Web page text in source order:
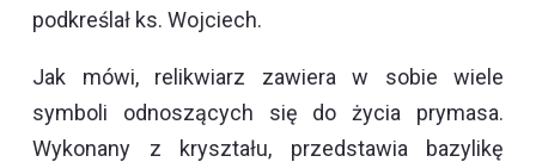
podkreślał ks. Wojciech.
Jak mówi, relikwiarz zawiera w sobie wiele
symboli odnoszących się do życia prymasa.
Wykonany z kryształu, przedstawia bazylikę